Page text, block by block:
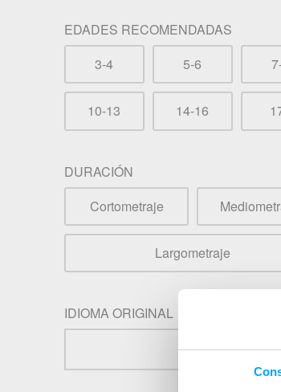
EDADES RECOMENDADAS
3-4
5-6
10-13 14-16
DURACIÓN
Cortometraje
Largometraje
IDIOMA ORIGINAL